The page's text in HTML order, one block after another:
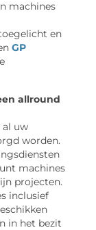
machines
en
GP
allround
al uw
worden.
machines
projecten.
inclusief
in het bezit